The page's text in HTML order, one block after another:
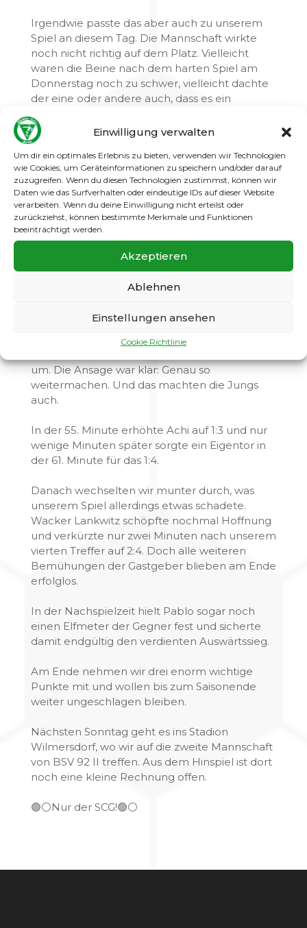
Einwilligung verwalten
Um dir ein optimales Erlebnis zu bieten, verwenden wir Technologien
wie Cookies, um Geräteinformationen zu speichern und/oder darauf
zuzugreifen. Wenn du diesen Technologien zustimmst, können wir
Daten wie das Surfverhalten oder eindeutige IDs auf dieser Website
verarbeiten. Wenn du deine Einwilligung nicht erteilst oder
zurückziehst, können bestimmte Merkmale und Funktionen
beeinträchtigt werden.
Akzeptieren
Ablehnen
Einstellungen ansehen
Cookie Richtlinie
Irgendwie passte das aber auch zu unserem
Spiel an diesem Tag. Die Mannschaft wirkte
noch nicht richtig auf dem Platz. Vielleicht
waren die Beine nach dem harten Spiel am
Donnerstag noch zu schwer, vielleicht dachte
der eine oder andere auch, dass es ein
Selbstläufer wird. Wahrscheinlich war es eine
Mischung aus beidem. Doch ab der 10. Minute
nahmen wir das Spiel endlich an und
verstanden, dass es wieder ein echtes
Arbeitsspiel über 90 Minuten werden würde.
In der 20. Minute traf Thobbe nach Vorlage
von Dami zum Ausgleich. Kurz vor der Halbzeit
drehten die beiden Außenspieler dann die
Partie komplett: In der 43. Minute traf diesmal
Dami nach Vorarbeit von Thobbe zur 2:1-
einer Führung in die Pause.
um. Die Ansage war klar: Genau so
weitermachen. Und das machten die Jungs
auch.
In der 55. Minute erhöhte Achi auf 1:3 und nur
wenige Minuten später sorgte ein Eigentor in
der 61. Minute für das 1:4.
Danach wechselten wir munter durch, was
unserem Spiel allerdings etwas schadete.
Wacker Lankwitz schöpfte nochmal Hoffnung
und verkürzte nur zwei Minuten nach unserem
vierten Treffer auf 2:4. Doch alle weiteren
Bemühungen der Gastgeber blieben am Ende
erfolglos.
In der Nachspielzeit hielt Pablo sogar noch
einen Elfmeter der Gegner fest und sicherte
damit endgültig den verdienten Auswärtssieg.
Am Ende nehmen wir drei enorm wichtige
Punkte mit und wollen bis zum Saisonende
weiter ungeschlagen bleiben.
Nächsten Sonntag geht es ins Stadion
Wilmersdorf, wo wir auf die zweite Mannschaft
von BSV 92 II treffen. Aus dem Hinspiel ist dort
noch eine kleine Rechnung offen.
🟢⚪️Nur der SCG!🟢⚪️